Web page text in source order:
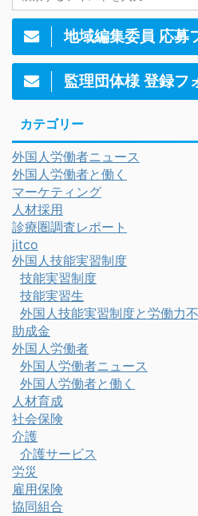
地域編集委員 応募
監理団体様 登録フ
カテゴリー
外国人労働者ニュース
外国人労働者と働く
マーケティング
人材採用
診療圏調査レポート
jitco
外国人技能実習制度
技能実習制度
技能実習生
外国人技能実習制度と労働力
助成金
外国人労働者
外国人労働者ニュース
外国人労働者と働く
人材育成
社会保険
介護
介護サービス
労災
雇用保険
協同組合